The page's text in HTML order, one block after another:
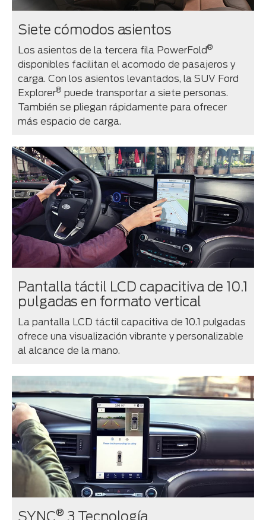
Siete cómodos asientos
Los asientos de la tercera fila PowerFold®
disponibles facilitan el acomodo de pasajeros y
carga. Con los asientos levantados, la SUV Ford
Explorer® puede transportar a siete personas.
También se pliegan rápidamente para ofrecer
más espacio de carga.
Pantalla táctil LCD capacitiva de 10.1
pulgadas en formato vertical
La pantalla LCD táctil capacitiva de 10.1 pulgadas
ofrece una visualización vibrante y personalizable
al alcance de la mano.
SYNC® 3 Tecnología